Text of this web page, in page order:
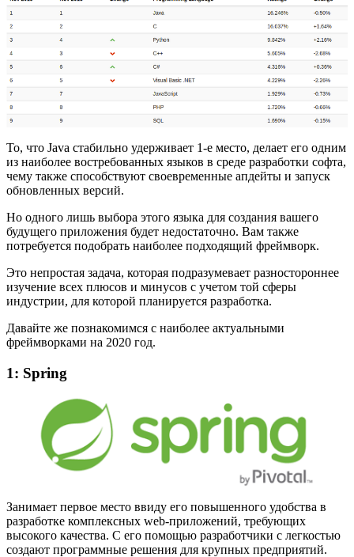
То, что Java стабильно удерживает 1-е место, делает его одним
из наиболее востребованных языков в среде разработки софта,
чему также способствуют своевременные апдейты и запуск
обновленных версий.
Но одного лишь выбора этого языка для создания вашего
будущего приложения будет недостаточно. Вам также
потребуется подобрать наиболее подходящий фреймворк.
Это непростая задача, которая подразумевает разностороннее
изучение всех плюсов и минусов с учетом той сферы
индустрии, для которой планируется разработка.
Давайте же познакомимся с наиболее актуальными
фреймворками на 2020 год.
1: Spring
Занимает первое место ввиду его повышенного удобства в
разработке комплексных web-приложений, требующих
высокого качества. С его помощью разработчики с легкостью
создают программные решения для крупных предприятий.